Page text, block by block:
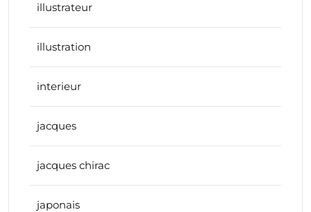
illustrateur
illustration
interieur
jacques
jacques chirac
japonais